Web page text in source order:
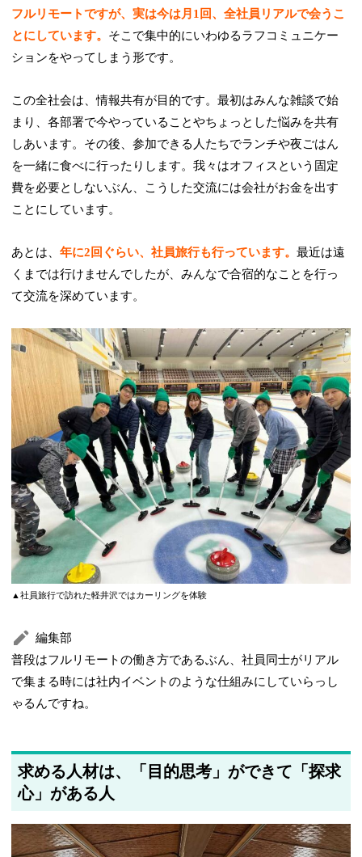
フルリモートですが、実は今は月1回、全社員リアルで会うこ
とにしています。 そこで集中的にいわゆるラフコミュニケー
ションをやってしまう形です。
この全社会は、情報共有が目的です。最初はみんな雑談で始
まり、各部署で今やっていることやちょっとした悩みを共有
しあいます。その後、参加できる人たちでランチや夜ごはん
を一緒に食べに行ったりします。我々はオフィスという固定
費を必要としないぶん、こうした交流には会社がお金を出す
ことにしています。
あとは、年に2回ぐらい、社員旅行も行っています。最近は遠
くまでは行けませんでしたが、みんなで合宿的なことを行っ
て交流を深めています。
▲社員旅行で訪れた軽井沢ではカーリングを体験
編集部
普段はフルリモートの働き方であるぶん、社員同士がリアル
で集まる時には社内イベントのような仕組みにしていらっし
ゃるんですね。
求める人材は、「目的思考」ができて「探求
心」がある人